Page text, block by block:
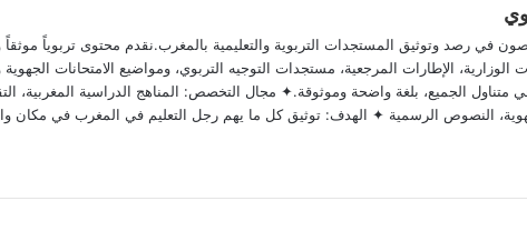
في رصد وتوثيق المستجدات التربوية والتعليمية بالمغرب.نقدم محتوى تربوياً موثقاً
الإطارات المرجعية، مستجدات التوجيه التربوي، ومواضيع الامتحانات الجهوية
متناول الجميع، بلغة واضحة وموثوقة.✦ مجال التخصص: المناهج الدراسية المغربية،
الجهوية، النصوص الرسمية ✦ الهدف: توثيق كل ما يهم رجل التعليم في المغرب في مكان